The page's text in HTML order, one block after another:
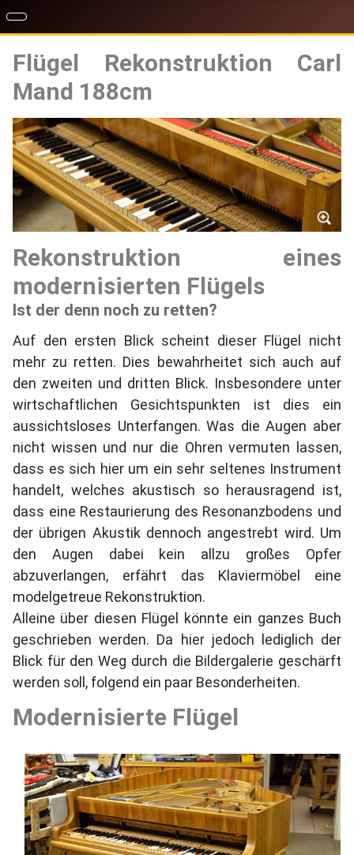
Flügel Rekonstruktion Carl
Mand 188cm
Rekonstruktion eines
modernisierten Flügels
Ist der denn noch zu retten?
Auf den ersten Blick scheint dieser Flügel nicht
mehr zu retten. Dies bewahrheitet sich auch auf
den zweiten und dritten Blick. Insbesondere unter
wirtschaftlichen Gesichtspunkten ist dies ein
aussichtsloses Unterfangen. Was die Augen aber
nicht wissen und nur die Ohren vermuten lassen,
dass es sich hier um ein sehr seltenes Instrument
handelt, welches akustisch so herausragend ist,
dass eine Restaurierung des Resonanzbodens und
der übrigen Akustik dennoch angestrebt wird. Um
den Augen dabei kein allzu großes Opfer
abzuverlangen, erfährt das Klaviermöbel eine
modelgetreue Rekonstruktion.
Alleine über diesen Flügel könnte ein ganzes Buch
geschrieben werden. Da hier jedoch lediglich der
Blick für den Weg durch die Bildergalerie geschärft
werden soll, folgend ein paar Besonderheiten.
Modernisierte Flügel